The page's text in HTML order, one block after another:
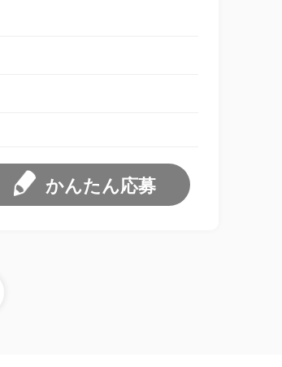
かんたん応募